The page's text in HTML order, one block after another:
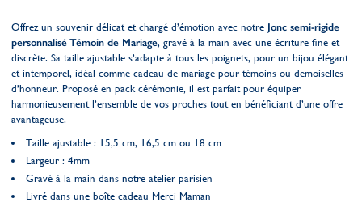
Offrez un souvenir délicat et chargé d’émotion avec notre Jonc semi-rigide
personnalisé Témoin de Mariage, gravé à la main avec une écriture fine et
discrète. Sa taille ajustable s’adapte à tous les poignets, pour un bijou élégant
et intemporel, idéal comme cadeau de mariage pour témoins ou demoiselles
d’honneur. Proposé en pack cérémonie, il est parfait pour équiper
harmonieusement l’ensemble de vos proches tout en bénéficiant d’une offre
avantageuse.
Taille ajustable : 15,5 cm, 16,5 cm ou 18 cm
Largeur : 4mm
Gravé à la main dans notre atelier parisien
Livré dans une boîte cadeau Merci Maman